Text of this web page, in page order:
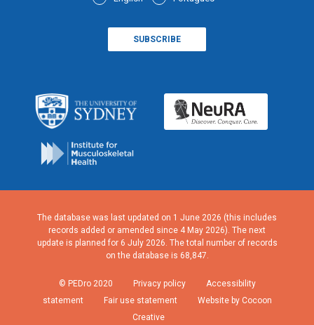
The database was last updated on 1 June 2026 (this includes
records added or amended since 4 May 2026). The next
update is planned for 6 July 2026. The total number of records
on the database is 68,847.
© PEDro 2020 Privacy policy
Accessibility
statement
Fair use statement
Website by Cocoon
Creative